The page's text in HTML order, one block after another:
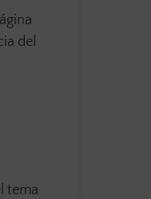
del
tema